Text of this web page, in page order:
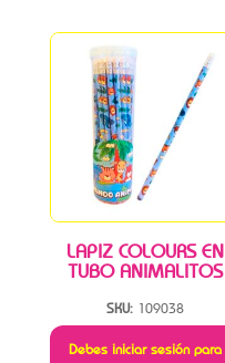
LAPIZ COLOURS EN
TUBO ANIMALITOS
SKU: 109038
Debes iniciar sesión para